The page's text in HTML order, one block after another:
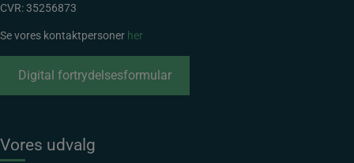
CVR: 35256873
Se vores kontaktpersoner her
Digital fortrydelsesformular
Vores udvalg